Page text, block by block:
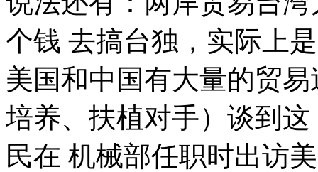
个钱 去搞台独，实际上
美国和中国有大量的贸
培养、扶植对手）谈到
民在 机械部任职时出访